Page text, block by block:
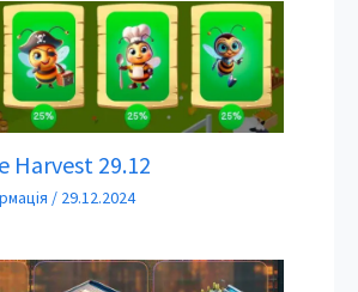
Harvest 29.12
/ 29.12.2024